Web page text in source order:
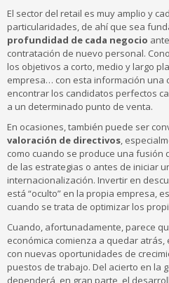
El sector del retail es muy amplio y
particularidades, de ahí que sea
profundidad de cada negocio
contratación de nuevo personal.
los objetivos a corto, medio y largo
empresa… con esta información una
encontrar los candidatos perfectos
a un determinado punto de venta.
En ocasiones, también puede ser
valoración de directivos ,
como cuando se produce una fusión
de las estrategias o antes de iniciar
internacionalización. Invertir en
está “oculto” en la propia empresa,
cuando se trata de optimizar los
Cuando, afortunadamente, parece
económica comienza a quedar
con nuevas oportunidades de
puestos de trabajo. Del acierto en la
dependerá, en gran parte, el